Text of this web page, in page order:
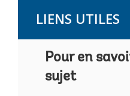
« élargir le champ »
couvrir, au-delà des
maternelle et
individus tout au long
LIENS UTILES
Pour en
sujet